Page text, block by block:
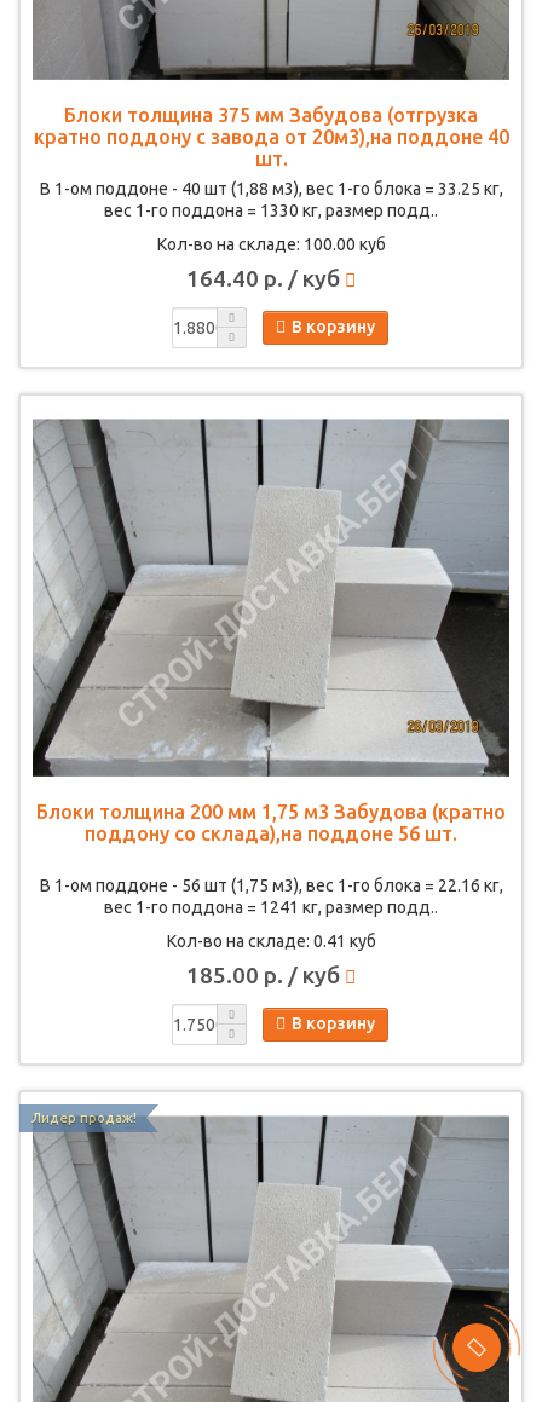
Блоки толщина 375 мм Забудова (отгрузка
кратно поддону с завода от 20м3),на поддоне 40
шт.
В 1-ом поддоне - 40 шт (1,88 м3), вес 1-го блока = 33.25 кг,
вес 1-го поддона = 1330 кг, размер подд..
Кол-во на складе: 100.00 куб
164.40 р. / куб
В корзину
Блоки толщина 200 мм 1,75 м3 Забудова (кратно
поддону со склада),на поддоне 56 шт.
В 1-ом поддоне - 56 шт (1,75 м3), вес 1-го блока = 22.16 кг,
вес 1-го поддона = 1241 кг, размер подд..
Кол-во на складе: 0.41 куб
185.00 р. / куб
В корзину
Лидер продаж!